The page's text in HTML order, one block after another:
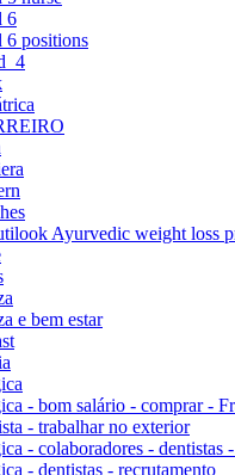
6
6 positions
Ayurvedic weight loss
e bem estar
- bom salário - comprar -
- trabalhar no exterior
- colaboradores - dentistas
- dentistas - recrutamento